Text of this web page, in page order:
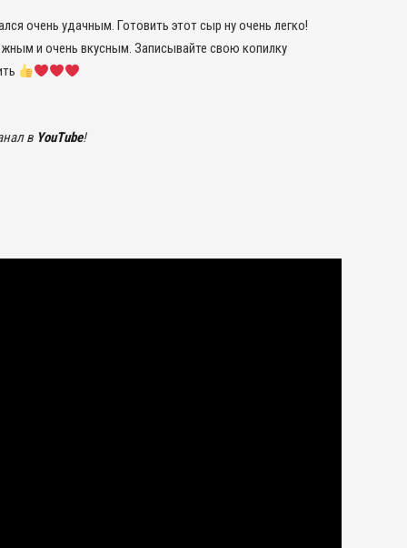
очень удачным. Готовить этот сыр ну очень легко!
и очень вкусным. Записывайте свою копилку
в YouTube!